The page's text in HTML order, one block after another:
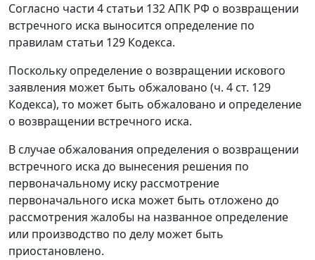
Согласно части 4 статьи 132АПК РФ о возвращении
встречного иска выносится определение по
правилам статьи 129 Кодекса.
Поскольку определение о возвращении искового
заявления может быть обжаловано (ч. 4 ст. 129
Кодекса), то может быть обжаловано и определение
о возвращении встречного иска.
В случае обжалования определения о возвращении
встречного иска до вынесения решения по
первоначальному иску рассмотрение
первоначального иска может быть отложено до
рассмотрения жалобы на названное определение
или производство по делу может быть
приостановлено.